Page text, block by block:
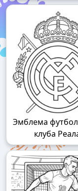
Эмблема
клуба